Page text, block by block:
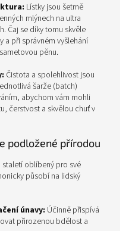
Lístky jsou šetrně
mlýnech na ultra
Čaj se díky tomu skvěle
a při správném vyšlehání
pěnu.
Čistota a spolehlivost jsou
šarže (batch)
abychom vám mohli
čerstvost a skvělou chuť v
podložené přírodou
staletí oblíbený pro své
působí na lidský
únavy: Účinně přispívá
přirozenou bdělost a